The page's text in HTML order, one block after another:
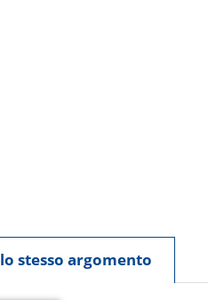
stesso argomento